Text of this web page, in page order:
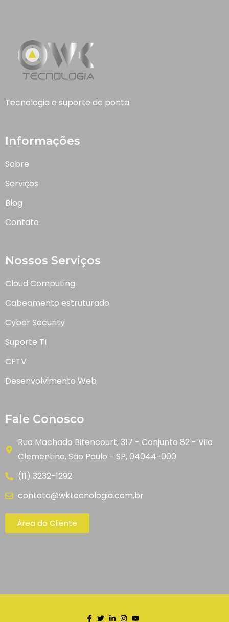
Tecnologia e suporte de ponta
Informações
Sobre
Serviços
Blog
Contato
Nossos Serviços
Cloud Computing
Cabeamento estruturado
Cyber Security
Suporte TI
CFTV
Desenvolvimento Web
Fale Conosco
Rua Machado Bitencourt, 317 - Conjunto 82 - Vila
Clementino, São Paulo - SP, 04044-000
(11) 3232-1292
contato@wktecnologia.com.br
Área do Cliente